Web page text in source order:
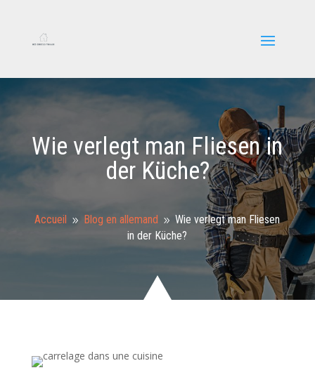
Wie verlegt man Fliesen in
der Küche?
Accueil 9 Blog en allemand 9 Wie verlegt man Fliesen
in der Küche?